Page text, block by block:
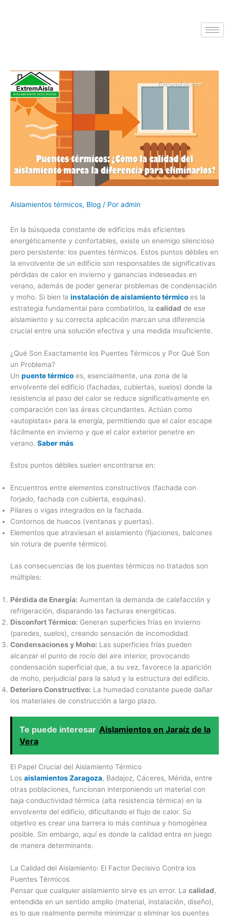
Aislamientos térmicos, Blog / Por admin
En la búsqueda constante de edificios más eficientes
energéticamente y confortables, existe un enemigo silencioso
pero persistente: los puentes térmicos. Estos puntos débiles en
la envolvente de un edificio son responsables de significativas
pérdidas de calor en invierno y ganancias indeseadas en
verano, además de poder generar problemas de condensación
y moho. Si bien la instalación de aislamiento térmico es la
estrategia fundamental para combatirlos, la calidad de ese
aislamiento y su correcta aplicación marcan una diferencia
crucial entre una solución efectiva y una medida insuficiente.
¿Qué Son Exactamente los Puentes Térmicos y Por Qué Son
un Problema?
Un puente térmico es, esencialmente, una zona de la
envolvente del edificio (fachadas, cubiertas, suelos) donde la
resistencia al paso del calor se reduce significativamente en
comparación con las áreas circundantes. Actúan como
«autopistas» para la energía, permitiendo que el calor escape
fácilmente en invierno y que el calor exterior penetre en
verano. Saber más
Estos puntos débiles suelen encontrarse en:
Encuentros entre elementos constructivos (fachada con
forjado, fachada con cubierta, esquinas).
Pilares o vigas integrados en la fachada.
Contornos de huecos (ventanas y puertas).
Elementos que atraviesan el aislamiento (fijaciones, balcones
sin rotura de puente térmico).
Las consecuencias de los puentes térmicos no tratados son
múltiples:
Pérdida de Energía: Aumentan la demanda de calefacción y
refrigeración, disparando las facturas energéticas.
Disconfort Térmico: Generan superficies frías en invierno
(paredes, suelos), creando sensación de incomodidad.
Condensaciones y Moho: Las superficies frías pueden
alcanzar el punto de rocío del aire interior, provocando
condensación superficial que, a su vez, favorece la aparición
de moho, perjudicial para la salud y la estructura del edificio.
Deterioro Constructivo: La humedad constante puede dañar
los materiales de construcción a largo plazo.
Te puede interesar Aislamientos en Jaraíz de la
Vera
El Papel Crucial del Aislamiento Térmico
Los aislamientos Zaragoza, Badajoz, Cáceres, Mérida, entre
otras poblaciones, funcionan interponiendo un material con
baja conductividad térmica (alta resistencia térmica) en la
envolvente del edificio, dificultando el flujo de calor. Su
objetivo es crear una barrera lo más continua y homogénea
posible. Sin embargo, aquí es donde la calidad entra en juego
de manera determinante.
La Calidad del Aislamiento: El Factor Decisivo Contra los
Puentes Térmicos
Pensar que cualquier aislamiento sirve es un error. La calidad,
entendida en un sentido amplio (material, instalación, diseño),
es lo que realmente permite minimizar o eliminar los puentes